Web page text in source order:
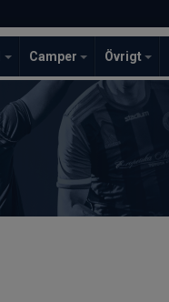
Camper Övrigt